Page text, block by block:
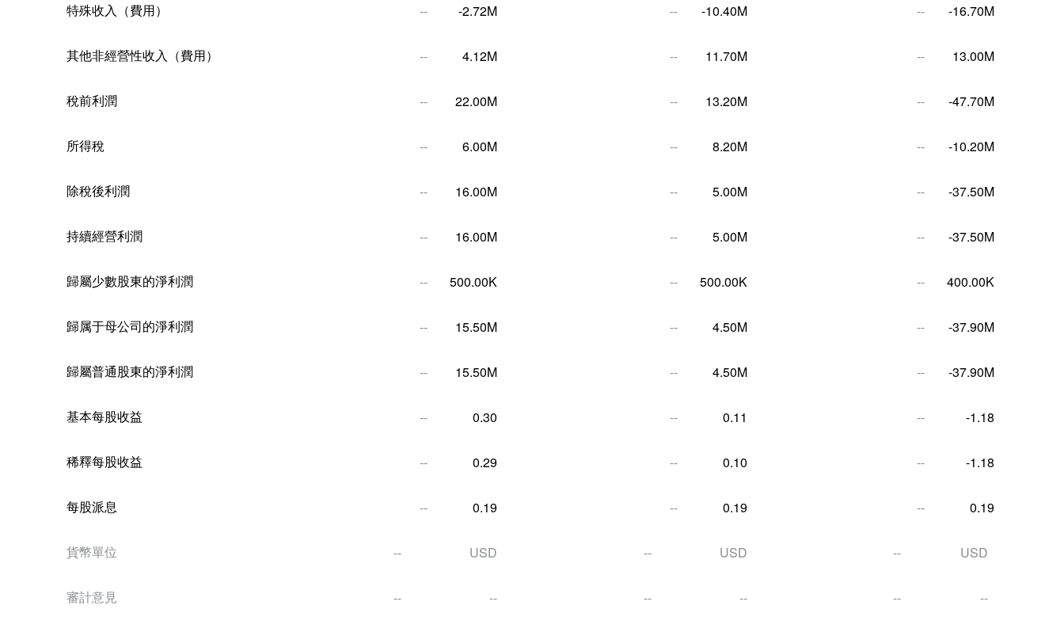
特殊收入（費用） -- -2.72M -- -10.40M -- -16.70M
其他非經營性收入（費用） -- 4.12M -- 11.70M -- 13.00M
稅前利潤 -- 22.00M -- 13.20M -- -47.70M
所得稅 -- 6.00M -- 8.20M -- -10.20M
除稅後利潤 -- 16.00M -- 5.00M -- -37.50M
持續經營利潤 -- 16.00M -- 5.00M -- -37.50M
歸屬少數股東的淨利潤 -- 500.00K -- 500.00K -- 400.00K
歸属于母公司的淨利潤 -- 15.50M -- 4.50M -- -37.90M
歸屬普通股東的淨利潤 -- 15.50M -- 4.50M -- -37.90M
基本每股收益 -- 0.30 -- 0.11 -- -1.18
稀釋每股收益 -- 0.29 -- 0.10 -- -1.18
每股派息 -- 0.19 -- 0.19 -- 0.19
貨幣單位 -- USD -- USD -- USD
審計意見 -- -- -- -- -- --